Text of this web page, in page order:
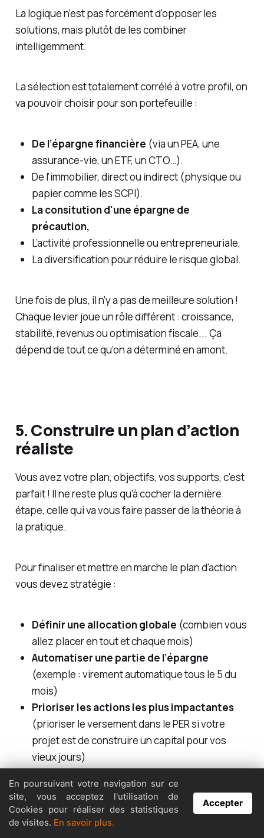
La logique n’est pas forcément d’opposer les
solutions, mais plutôt de les combiner
intelligemment.
La sélection est totalement corrélé à votre profil, on
va pouvoir choisir pour son portefeuille :
De l’épargne financière (via un PEA, une
assurance-vie, un ETF, un CTO…).
De l’immobilier, direct ou indirect (physique ou
papier comme les SCPI).
La consitution d'une épargne de
précaution,
L’activité professionnelle ou entrepreneuriale,
La diversification pour réduire le risque global.
Une fois de plus, il n'y a pas de meilleure solution !
Chaque levier joue un rôle différent : croissance,
stabilité, revenus ou optimisation fiscale... Ça
dépend de tout ce qu'on a déterminé en amont.
5. Construire un plan d’action
réaliste
Vous avez votre plan, objectifs, vos supports, c'est
parfait ! Il ne reste plus qu'à cocher la dernière
étape, celle qui va vous faire passer de la théorie à
la pratique.
Pour finaliser et mettre en marche le plan d'action
vous devez stratégie :
Définir une allocation globale (combien vous
allez placer en tout et chaque mois)
Automatiser une partie de l’épargne
(exemple : virement automatique tous le 5 du
mois)
Prioriser les actions les plus impactantes
(prioriser le versement dans le PER si votre
projet est de construire un capital pour vos
vieux jours)
tout optimiser d’un coup
L’objectif avec la mise en place des actions n'est
En poursuivant votre navigation sur ce
site, vous acceptez l'utilisation de
Cookies pour réaliser des statistiques
de visites. En savoir plus.
Accepter